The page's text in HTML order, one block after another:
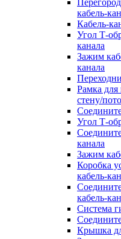
кабель-
Кабель-
Угол Т-
канала
Зажим
канала
Рамка для
стену/
Угол Т-
канала
Зажим
Коробка
кабель-
кабель-
Система
Крышка